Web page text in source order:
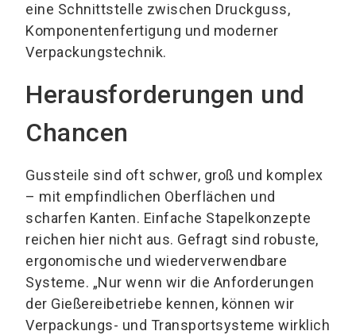
eine Schnittstelle zwischen Druckguss,
Komponentenfertigung und moderner
Verpackungstechnik.
Herausforderungen und
Chancen
Gussteile sind oft schwer, groß und komplex
– mit empfindlichen Oberflächen und
scharfen Kanten. Einfache Stapelkonzepte
reichen hier nicht aus. Gefragt sind robuste,
ergonomische und wiederverwendbare
Systeme. „Nur wenn wir die Anforderungen
der Gießereibetriebe kennen, können wir
Verpackungs- und Transportsysteme wirklich